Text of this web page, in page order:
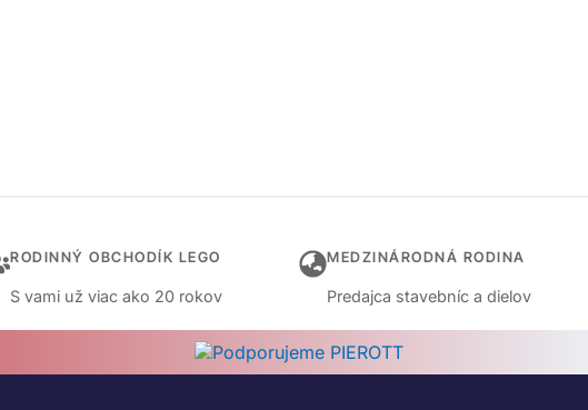
RODINNÝ OBCHODÍK LEGO
S vami už viac ako 20 rokov
MEDZINÁRODNÁ RODINA
Predajca stavebníc a dielov